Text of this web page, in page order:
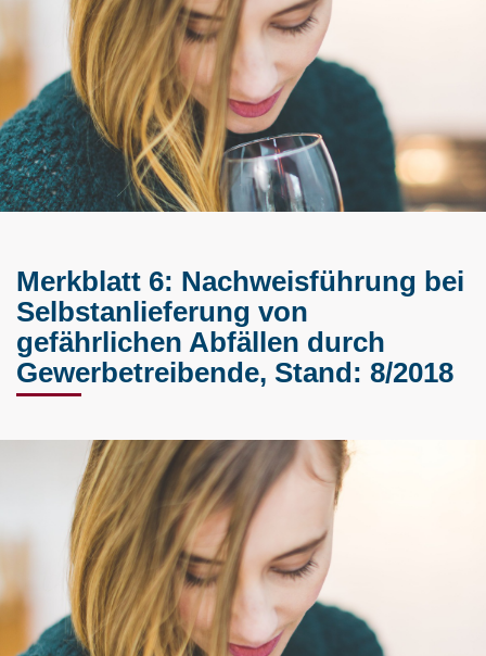
Merkblatt 6: Nachweisführung bei
Selbstanlieferung von
gefährlichen Abfällen durch
Gewerbetreibende, Stand: 8/2018